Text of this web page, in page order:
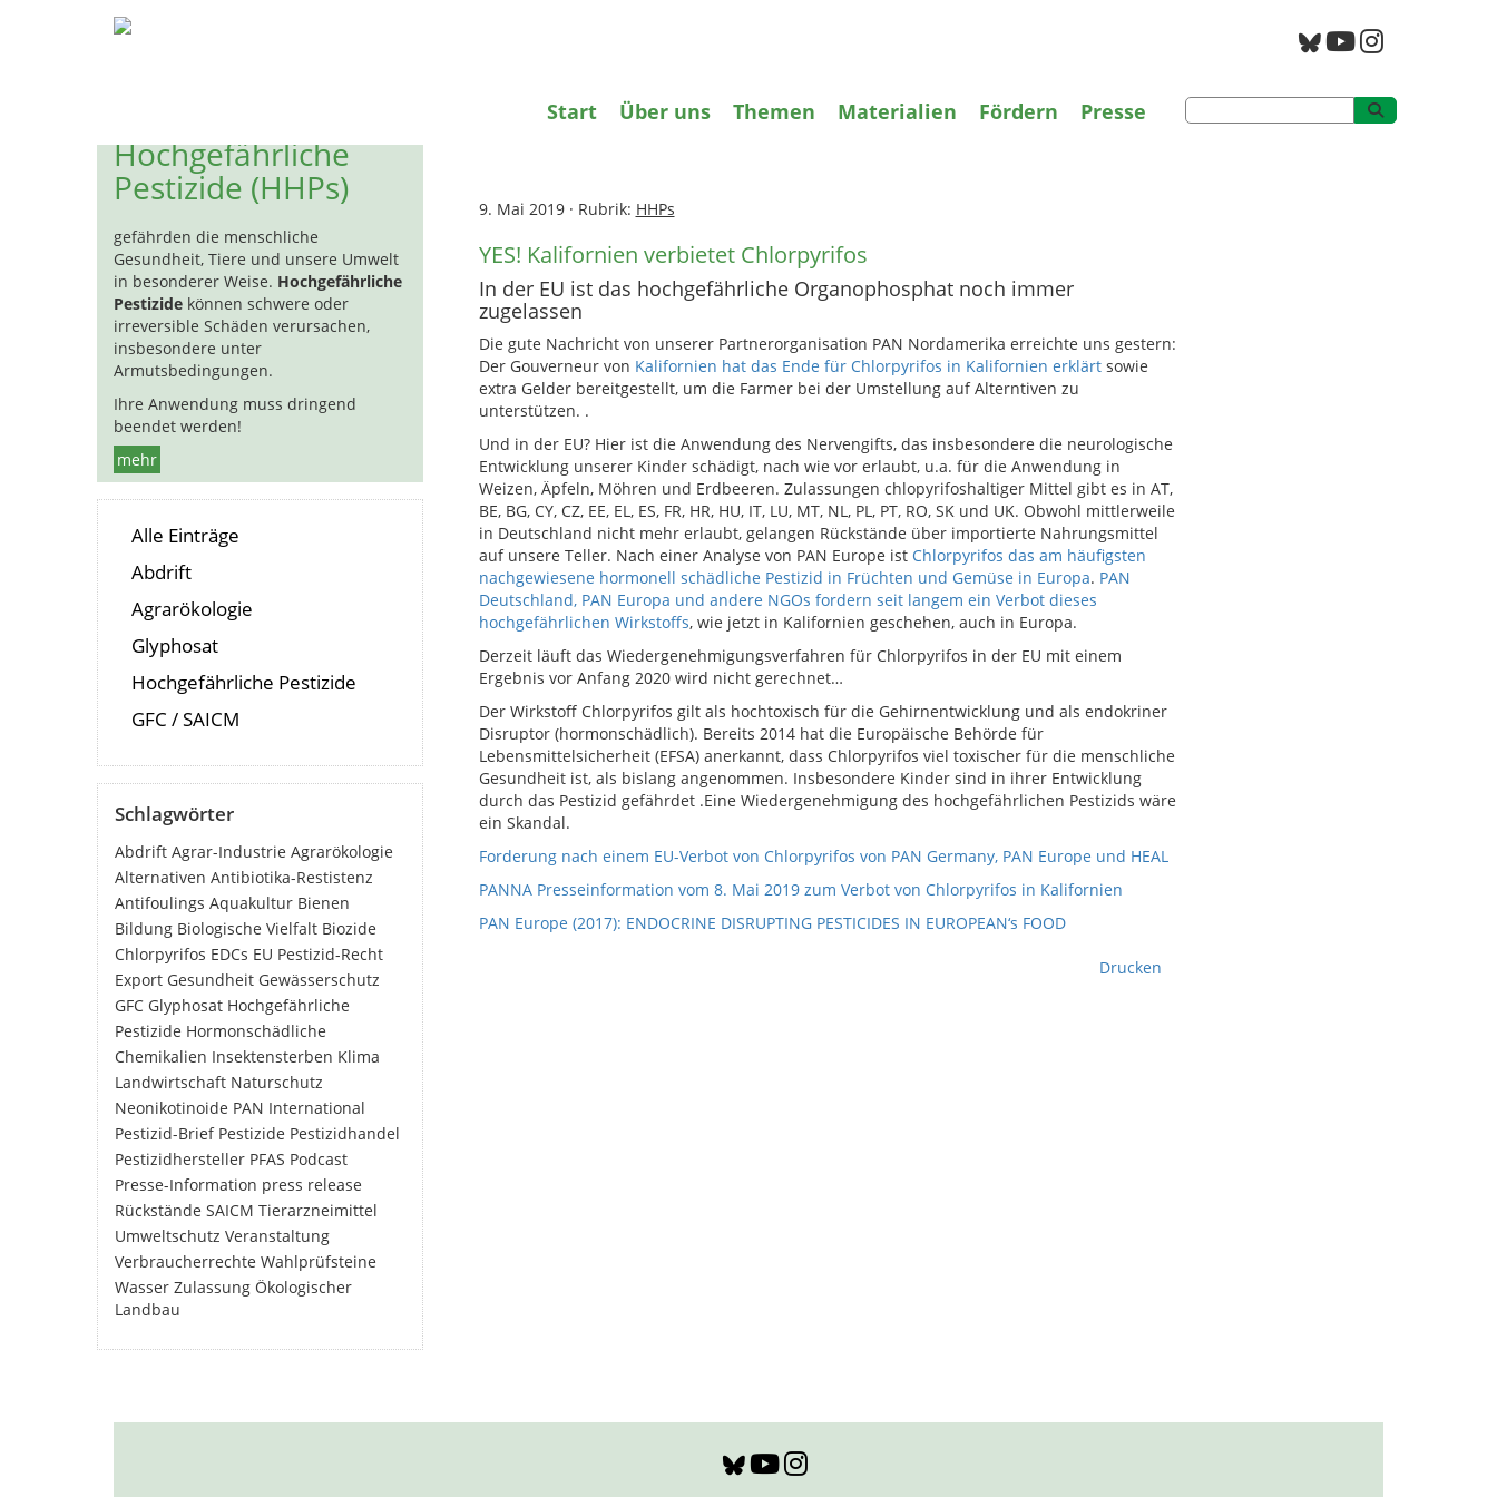
Start Über uns Themen Materialien Fördern Presse
Hochgefährliche
Pestizide (HHPs)
gefährden die menschliche
Gesundheit, Tiere und unsere Umwelt
in besonderer Weise. Hochgefährliche
Pestizide können schwere oder
irreversible Schäden verursachen,
insbesondere unter
Armutsbedingungen.
Ihre Anwendung muss dringend
beendet werden!
mehr
Alle Einträge
Abdrift
Agrarökologie
Glyphosat
Hochgefährliche Pestizide
GFC / SAICM
Schlagwörter
Abdrift Agrar-Industrie Agrarökologie
Alternativen Antibiotika-Restistenz
Antifoulings Aquakultur Bienen
Bildung Biologische Vielfalt Biozide
Chlorpyrifos EDCs EU Pestizid-Recht
Export Gesundheit Gewässerschutz
GFC Glyphosat Hochgefährliche
Pestizide Hormonschädliche
Chemikalien Insektensterben Klima
Landwirtschaft Naturschutz
Neonikotinoide PAN International
Pestizid-Brief Pestizide Pestizidhandel
Pestizidhersteller PFAS Podcast
Presse-Information press release
Rückstände SAICM Tierarzneimittel
Umweltschutz Veranstaltung
Verbraucherrechte Wahlprüfsteine
Wasser Zulassung Ökologischer
Landbau
Pestizide »YES! Kalifornien verbietet Chlorpyrifos
9. Mai 2019· Rubrik: HHPs
YES! Kalifornien verbietet Chlorpyrifos
In der EU ist das hochgefährliche Organophosphat noch immer
zugelassen
Die gute Nachricht von unserer Partnerorganisation PAN Nordamerika erreichte uns gestern:
Der Gouverneur von Kalifornien hat das Ende für Chlorpyrifos in Kalifornien erklärtsowie
extra Gelder bereitgestellt, um die Farmer bei der Umstellung auf Alterntiven zu
unterstützen. .
Und in der EU? Hier ist die Anwendung des Nervengifts, das insbesondere die neurologische
Entwicklung unserer Kinder schädigt, nach wie vor erlaubt, u.a. für die Anwendung in
Weizen, Äpfeln, Möhren und Erdbeeren. Zulassungen chlopyrifoshaltiger Mittel gibt es in AT,
BE, BG, CY, CZ, EE, EL, ES, FR, HR, HU, IT, LU, MT, NL, PL, PT, RO, SK und UK. Obwohl mittlerweile
in Deutschland nicht mehr erlaubt, gelangen Rückstände über importierte Nahrungsmittel
auf unsere Teller. Nach einer Analyse von PAN Europe ist Chlorpyrifos das am häufigsten
nachgewiesene hormonell schädliche Pestizid in Früchten und Gemüse in Europa. PAN
Deutschland, PAN Europa und andere NGOs fordern seit langem ein Verbot dieses
hochgefährlichen Wirkstoffs, wie jetzt in Kalifornien geschehen, auch in Europa.
Derzeit läuft das Wiedergenehmigungsverfahren für Chlorpyrifos in der EU mit einem
Ergebnis vor Anfang 2020 wird nicht gerechnet…
Der Wirkstoff Chlorpyrifos gilt als hochtoxisch für die Gehirnentwicklung und als endokriner
Disruptor (hormonschädlich). Bereits 2014 hat die Europäische Behörde für
Lebensmittelsicherheit (EFSA) anerkannt, dass Chlorpyrifos viel toxischer für die menschliche
Gesundheit ist, als bislang angenommen. Insbesondere Kinder sind in ihrer Entwicklung
durch das Pestizid gefährdet .Eine Wiedergenehmigung des hochgefährlichen Pestizids wäre
ein Skandal.
Forderung nach einem EU-Verbot von Chlorpyrifos von PAN Germany, PAN Europe und HEAL
PANNA Presseinformation vom 8. Mai 2019 zum Verbot von Chlorpyrifos in Kalifornien
PAN Europe (2017): ENDOCRINE DISRUPTING PESTICIDES IN EUROPEAN‘s FOOD
Drucken